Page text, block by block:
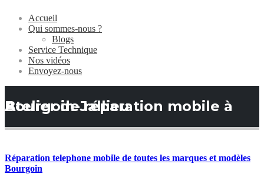
Accueil
Qui sommes-nous ?
Blogs
Service Technique
Nos vidéos
Envoyez-nous
Atelier de réparation mobile à Bourgoin-Jallieu
Réparation telephone mobile de toutes les marques et modèles
Bourgoin